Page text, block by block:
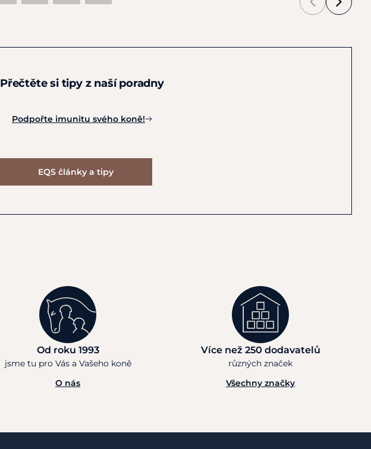
Přečtěte si tipy z naší poradny
Podpořte imunitu svého koně!
EQS články a tipy
Od roku 1993
jsme tu pro Vás a Vašeho koně
O nás
Více než 250 dodavatelů
různých značek
Všechny značky